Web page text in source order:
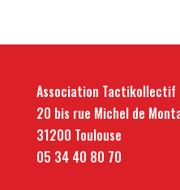
Association Tactikollectif
20 bis rue Michel de
31200 Toulouse
05 34 40 80 70